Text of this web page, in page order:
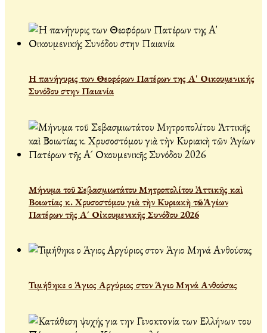
Η πανήγυρις των Θεοφόρων Πατέρων της Α' Οικουμενικής
Συνόδου στην Παιανία
Μήνυμα τοῦ Σεβασμιωτάτου Μητροπολίτου Ἀττικῆς καὶ
Βοιωτίας κ. Χρυσοστόμου γιὰ τὴν Κυριακὴ τῶν Ἁγίων
Πατέρων τῆς Α´ Οἰκουμενικῆς Συνόδου 2026
Τιμήθηκε ο Άγιος Αργύριος στον Άγιο Μηνά Ανθούσας